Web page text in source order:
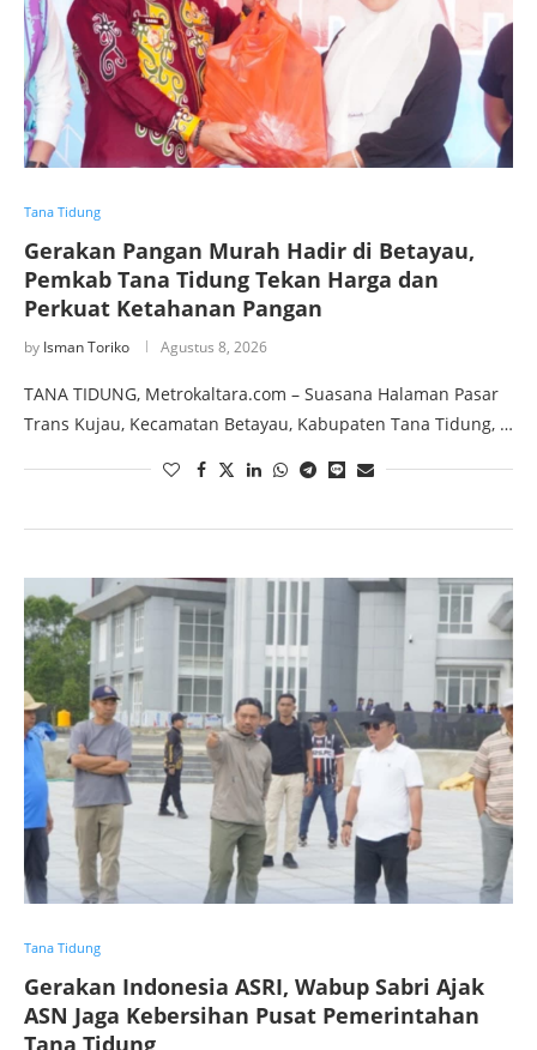
Tana Tidung
Gerakan Pangan Murah Hadir di Betayau,
Pemkab Tana Tidung Tekan Harga dan
Perkuat Ketahanan Pangan
by Isman Toriko Agustus 8, 2026
TANA TIDUNG, Metrokaltara.com – Suasana Halaman Pasar
Trans Kujau, Kecamatan Betayau, Kabupaten Tana Tidung, …
Tana Tidung
Gerakan Indonesia ASRI, Wabup Sabri Ajak
ASN Jaga Kebersihan Pusat Pemerintahan
Tana Tidung